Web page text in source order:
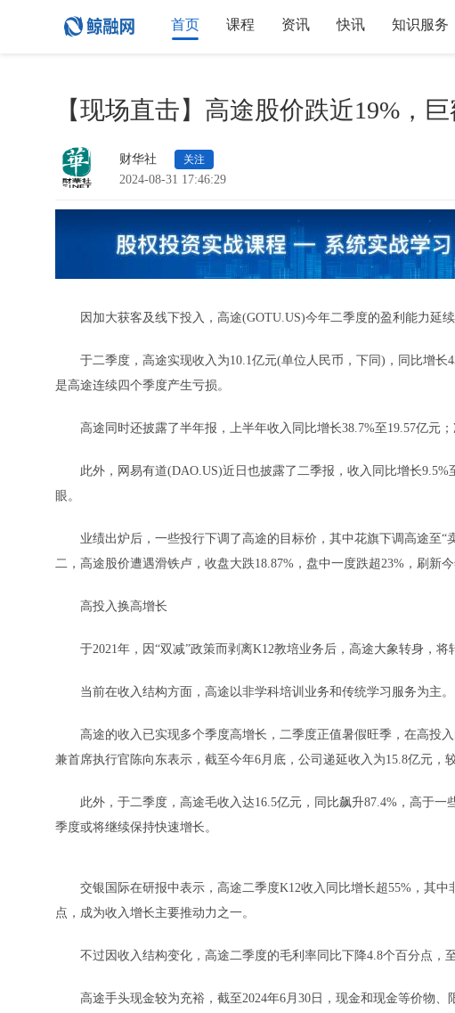
首页 课程 资讯 快讯 知识服务
【现场直击】高途股价跌近19%，
财华社 关注
2024-08-31 17:46:29
因加大获客及线下投入，高途(GOTU.US)今年二季度的盈利能力延续
于二季度，高途实现收入为10.1亿元(单位人民币，下同)，同比增长
是高途连续四个季度产生亏损。
高途同时还披露了半年报，上半年收入同比增长38.7%至19.57亿元；
此外，网易有道(DAO.US)近日也披露了二季报，收入同比增长9.5%
眼。
业绩出炉后，一些投行下调了高途的目标价，其中花旗下调高途至“
二，高途股价遭遇滑铁卢，收盘大跌18.87%，盘中一度跌超23%，刷新今
高投入换高增长
于2021年，因“双减”政策而剥离K12教培业务后，高途大象转身，将
当前在收入结构方面，高途以非学科培训业务和传统学习服务为主。
高途的收入已实现多个季度高增长，二季度正值暑假旺季，在高投
兼首席执行官陈向东表示，截至今年6月底，公司递延收入为15.8亿元，
此外，于二季度，高途毛收入达16.5亿元，同比飙升87.4%，高于一
季度或将继续保持快速增长。
交银国际在研报中表示，高途二季度K12收入同比增长超55%，其中
点，成为收入增长主要推动力之一。
不过因收入结构变化，高途二季度的毛利率同比下降4.8个百分点，至
高途手头现金较为充裕，截至2024年6月30日，现金和现金等价物、